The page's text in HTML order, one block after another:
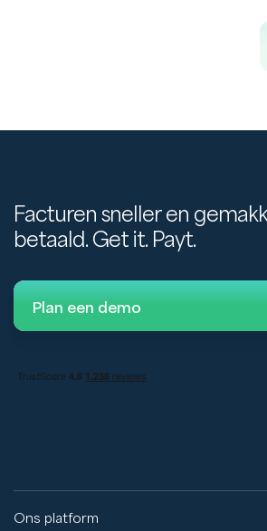
Facturen sneller en
betaald. Get it. Payt.
Plan een demo
Ons platform